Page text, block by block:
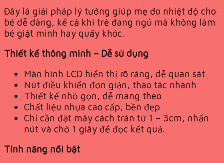
Đây là giải pháp lý tưởng giúp mẹ đo nhiệt độ cho
bé dễ dàng, kể cả khi trẻ đang ngủ mà không làm
bé giật mình hay quấy khóc.
Thiết kế thông minh – Dễ sử dụng
Màn hình LCD hiển thị rõ ràng, dễ quan sát
Nút điều khiển đơn giản, thao tác nhanh
Thiết kế nhỏ gọn, dễ mang theo
Chất liệu nhựa cao cấp, bền đẹp
Chỉ cần đặt máy cách trán từ 1 – 3cm, nhấn
nút và chờ 1 giây để đọc kết quả.
Tính năng nổi bật